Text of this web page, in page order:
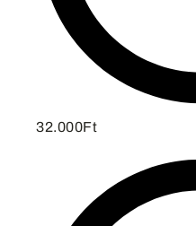
32.000Ft